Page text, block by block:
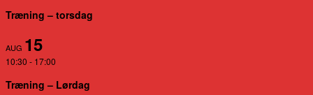
Træning – torsdag
AUG 15
10:30 - 17:00
Træning – Lørdag